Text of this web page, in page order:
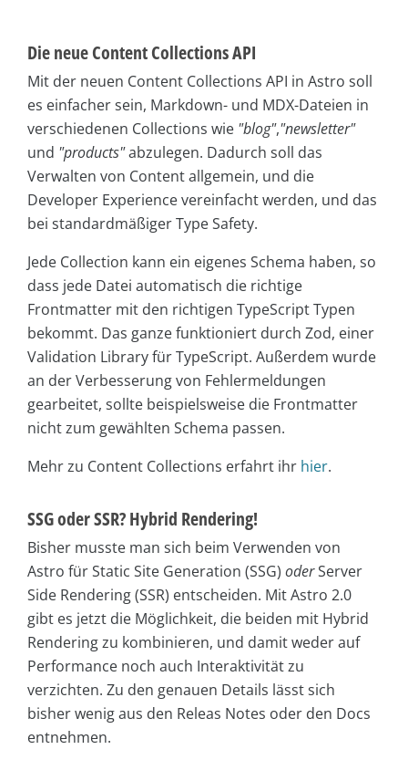
Die neue Content Collections API
Mit der neuen Content Collections API in Astro soll
es einfacher sein, Markdown- und MDX-Dateien in
verschiedenen Collections wie "blog","newsletter"
und "products"abzulegen. Dadurch soll das
Verwalten von Content allgemein, und die
Developer Experience vereinfacht werden, und das
bei standardmäßiger Type Safety.
Jede Collection kann ein eigenes Schema haben, so
dass jede Datei automatisch die richtige
Frontmatter mit den richtigen TypeScript Typen
bekommt. Das ganze funktioniert durch Zod, einer
Validation Library für TypeScript. Außerdem wurde
an der Verbesserung von Fehlermeldungen
gearbeitet, sollte beispielsweise die Frontmatter
nicht zum gewählten Schema passen.
Mehr zu Content Collections erfahrt ihr hier.
SSG oder SSR? Hybrid Rendering!
Bisher musste man sich beim Verwenden von
Astro für Static Site Generation (SSG) oderServer
Side Rendering (SSR) entscheiden. Mit Astro 2.0
gibt es jetzt die Möglichkeit, die beiden mit Hybrid
Rendering zu kombinieren, und damit weder auf
Performance noch auch Interaktivität zu
verzichten. Zu den genauen Details lässt sich
bisher wenig aus den Releas Notes oder den Docs
entnehmen.